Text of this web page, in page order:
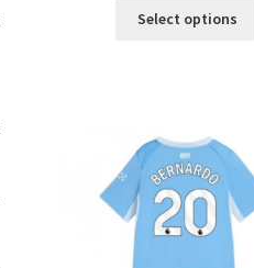
Select options